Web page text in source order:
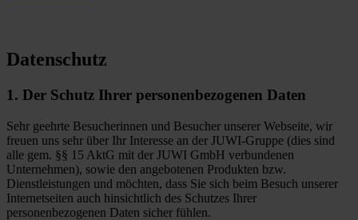
Datenschutz
1. Der Schutz Ihrer personenbezogenen Daten
Sehr geehrte Besucherinnen und Besucher unserer Webseite, wir
freuen uns sehr über Ihr Interesse an der JUWI-Gruppe (dies sind
alle gem. §§ 15 AktG mit der JUWI GmbH verbundenen
Unternehmen), sowie den angebotenen Produkten bzw.
Dienstleistungen und möchten, dass Sie sich beim Besuch unserer
Internetseiten auch hinsichtlich des Schutzes Ihrer
personenbezogenen Daten sicher fühlen.